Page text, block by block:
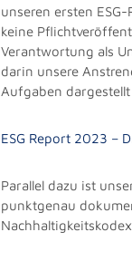
unseren ersten
keine
Verantwortung als
darin unsere
Aufgaben
ESG Report 2023 –
Parallel dazu ist
punktgenau